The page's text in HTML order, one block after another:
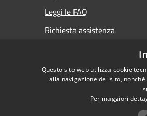
Leggi le FAQ
Richiesta assistenza
Questo sito web utilizza cookie
alla navigazione del sito,
Per maggiori